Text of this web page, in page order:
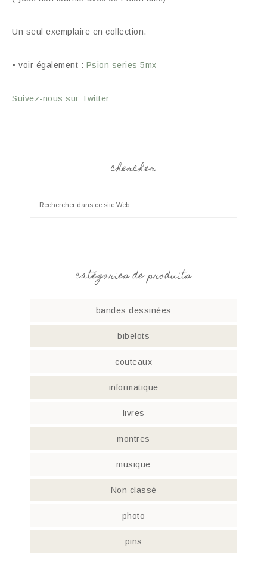
Un seul exemplaire en collection.
• voir également : Psion series 5mx
Suivez-nous sur Twitter
chercher
catégories de produits
bandes dessinées
bibelots
couteaux
informatique
livres
montres
musique
Non classé
photo
pins